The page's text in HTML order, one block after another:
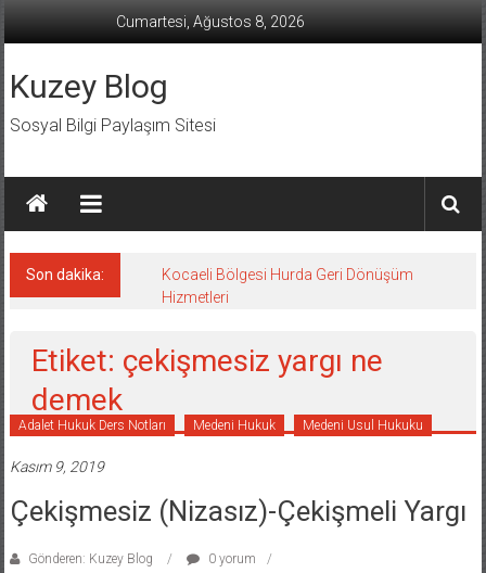
Cumartesi, Ağustos 8, 2026
Kuzey Blog
Sosyal Bilgi Paylaşım Sitesi
Son dakika:
Kocaeli Bölgesi Hurda Geri Dönüşüm
Hizmetleri
Etiket: çekişmesiz yargı ne
demek
Adalet Hukuk Ders Notları Medeni Hukuk Medeni Usul Hukuku
Kasım 9, 2019
Çekişmesiz (Nizasız)-Çekişmeli Yargı
Gönderen: Kuzey Blog
0 yorum